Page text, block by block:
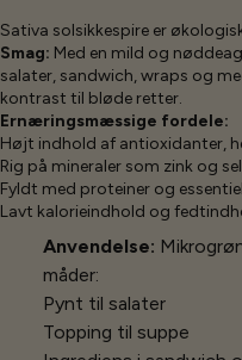
Sativa solsikkespire er
Smag: Med en mild og
salater, sandwich, wraps og
kontrast til bløde retter.
Ernæringsmæssige fordele:
Højt indhold af antioxidanter,
Rig på mineraler som zink og
Fyldt med proteiner og
Lavt kalorieindhold og
Anvendelse:
måder:
Pynt til salater
Topping til suppe